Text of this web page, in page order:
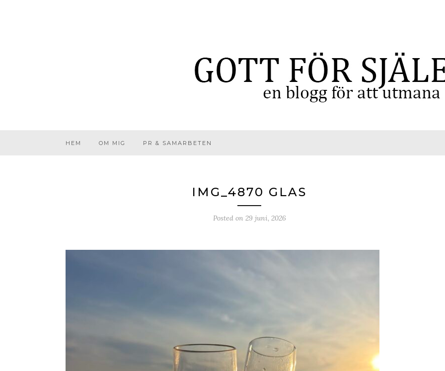
HEM OM MIG PR & SAMARBETEN
IMG_4870 GLAS
Posted on 29 juni, 2026